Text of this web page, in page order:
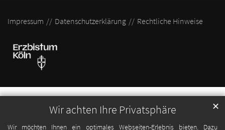
Wir achten Ihre Privatsphäre
Wir möchten Ihnen ein optimales Webseiten-Erlebnis bieten. Dazu
✕
Impressum Datenschutzerklärung Rechtliche Hinweise